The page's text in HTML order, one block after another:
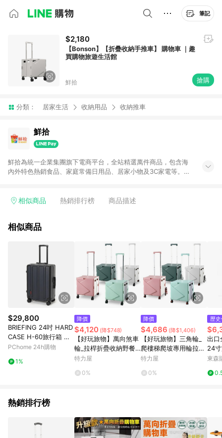
筆記
$2,180
【Bonson】【折疊收納手推車】 購物車 ｜趣
買購物旅遊生活館
鮮拾 搶購
分類： 居家生活 收納用品 收納推車
鮮拾
鮮拾為統一企業集團旗下電商平台，全站精選萬件商品，包含海
內外特色熱銷食品、家庭常備日用品、居家小物及3C家電等。全
有好康。LINE好友招募中搜尋@10mart。 ＊特定 iPhone17 將不
相似商品 熱銷排行榜 商品描述
相似商品
$29,800
BRIEFING 24吋 HARD
CASE H-60旅行箱 行
李箱-黑色
PChome 24h購物
1%
降價
$4,120 (降$748)
【好玩旅物】萬向煞車
輪_拉桿折疊收納野餐
購物推車萬向煞車輪_
特力屋
0%
降價
$4,686 (降$1,406)
【好玩旅物】三角輪_
爬樓梯爬坡專用輪拉桿
折疊收納野餐購物推車
特力屋
0%
歷
出口
24
箱男
東森
熱銷排行榜